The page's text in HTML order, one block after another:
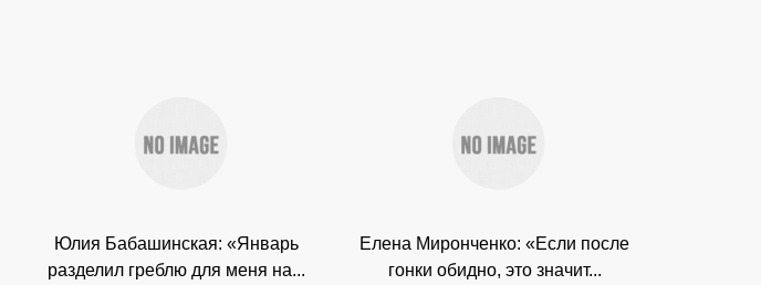
Юлия Бабашинская: «Январь
разделил греблю для меня на...
Елена Миронченко: «Если после
гонки обидно, это значит...